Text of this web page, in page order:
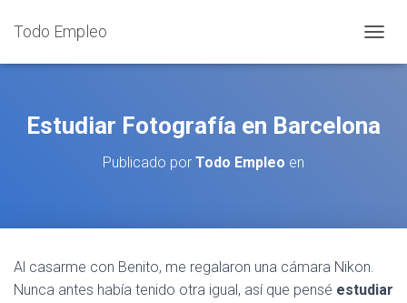
Todo Empleo
A
A
A
Estudiar Fotografía en Barcelona
Publicado por Todo Empleo en
Al casarme con Benito, me regalaron una cámara Nikon.
Nunca antes había tenido otra igual, así que pensé estudiar